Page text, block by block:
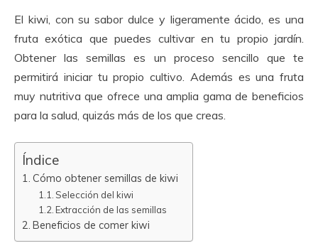
El kiwi, con su sabor dulce y ligeramente ácido, es una
fruta exótica que puedes cultivar en tu propio jardín.
Obtener las semillas es un proceso sencillo que te
permitirá iniciar tu propio cultivo. Además es una fruta
muy nutritiva que ofrece una amplia gama de beneficios
para la salud, quizás más de los que creas.
Índice
Cómo obtener semillas de kiwi
Selección del kiwi
Extracción de las semillas
Beneficios de comer kiwi